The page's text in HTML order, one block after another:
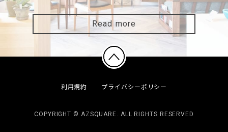
Read more
利用規約 プライバシーポリシー
COPYRIGHT © AZSQUARE. ALL RIGHTS RESERVED